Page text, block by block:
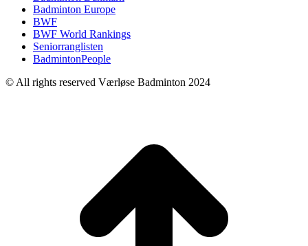
Badminton Europe
BWF
BWF World Rankings
Seniorranglisten
BadmintonPeople
© All rights reserved Værløse Badminton 2024